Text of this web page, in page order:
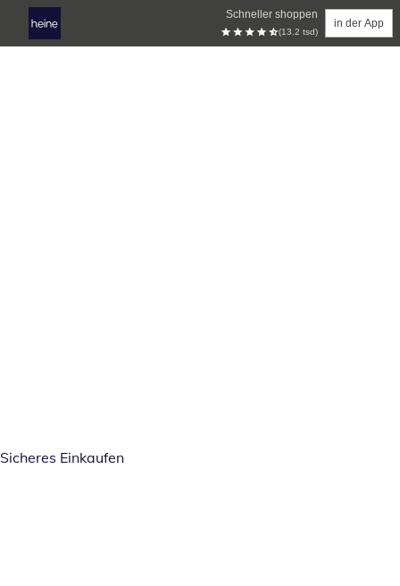
Schneller shoppen
(13.2 tsd)
in der App
Sicheres Einkaufen